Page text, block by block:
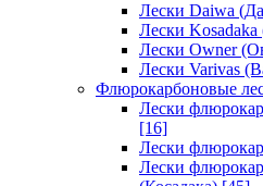
Лески Daiwa
Лески Kosadaka
Лески Owner
Лески Varivas
Флюрокарбоновые
Лески
[16]
Лески
Лески